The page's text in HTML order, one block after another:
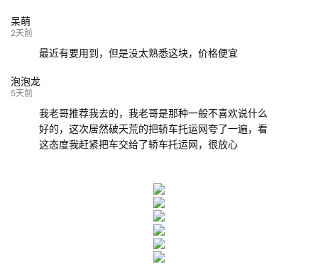
呆萌
2天前
最近有要用到，但是没太熟悉这块，价格便宜
泡泡龙
5天前
我老哥推荐我去的，我老哥是那种一般不喜欢说什么
好的，这次居然破天荒的把轿车托运网夸了一遍，看
这态度我赶紧把车交给了轿车托运网，很放心